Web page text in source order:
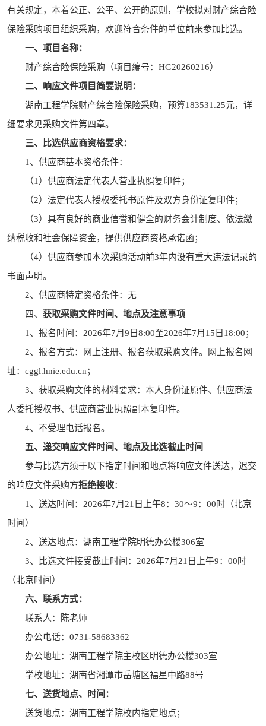
有关规定，本着公正、公平、公开的原则，学校拟对财产综合险
保险采购项目组织采购，欢迎符合条件的单位前来参加 比选。
一、 项目名称：
财产综合险保险采购 （项目编号： HG20260216）
二、 响应文件项目简要说明：
湖南工程学院财产综合险保险采购，预算183531.25元，详
细要求见采购文件第四章。
三、
比选供应商资格要求：
1 、 供应商基本资格条件：
（1 ） 供应商法定代表人营业执照复印件；
（2）法定代表人授权委托书原件及双方身份证复印件；
（3） 具有良好的商业信誉和健全的财务会计制度、依法缴
纳税收和社会保障资金，提供供应商资格承诺函；
（4） 供应商参加本次采购活动前3年内没有重大违法记录的
书面声明。
2、 供应商特定资格条件：无
四、 获取采购文件时间、地点及注意事项
1 、 报名时间： 2026年7月9 日8:00至2026年7月 15 日 18:00；
2、 报名方式： 网上注册、报名获取采购文件。网上报名网
址： cggl.hnie.edu.cn；
3、 获取采购文件的材料要求：本人身份证原件、 供应商法
人委托授权书、 供应商营业执照副本复印件。
4、 不受理电话报名。
五、 递交响应文件时间、 地点及 比选截止时间
参与 比选方须于以下指定时间和地点将响应文件送达，迟交
的响应文件采购方拒绝接收：
1 、 送达时间： 2026年7月 21 日 上午8： 30～9： 00时（北京
时间）
2、 送达地点：湖南工程学院明德办公楼306室
3、 比选文件接受截止时间： 2026年7月 21 日 上午9： 00时
（北京时间）
六、联系方式：
联系人 ：
陈老师
办公电话： 0731-58683362
办公地址：湖南工程学院主校区明德办公楼303室
学校地址：湖南省湘潭市岳塘区福星中路88号
七、送货地点、时间：
送货地点：湖南工程学院校内指定地点；